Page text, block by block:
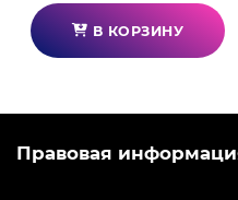
В КОРЗИНУ
Правовая